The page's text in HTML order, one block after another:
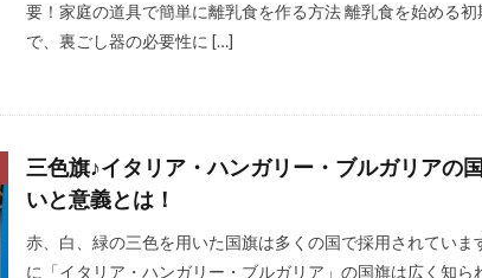
要！家庭の道具で簡単に離乳食を作る方法 離乳食を始める初
で、裏ごし器の必要性に […]
三色旗♪イタリア・ハンガリー・ブルガリアの
いと意義とは！
赤、白、緑の三色を用いた国旗は多くの国で採用されていま
に「イタリア・ハンガリー・ブルガリア」の国旗は広く知ら